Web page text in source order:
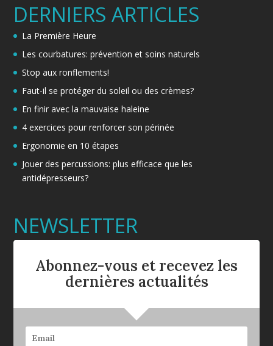
DERNIERS ARTICLES
La Première Heure
Les courbatures: prévention et soins naturels
Stop aux ronflements!
Faut-il se protéger du soleil ou des crèmes?
En finir avec la mauvaise haleine
4 exercices pour renforcer son périnée
Ergonomie en 10 étapes
Jouer des percussions: plus efficace que les
antidépresseurs?
NEWSLETTER
Abonnez-vous et recevez les
dernières actualités